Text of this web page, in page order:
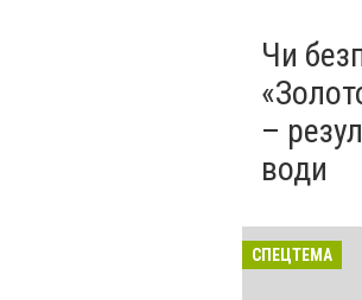
Чи
–
води
СПЕЦТЕМА